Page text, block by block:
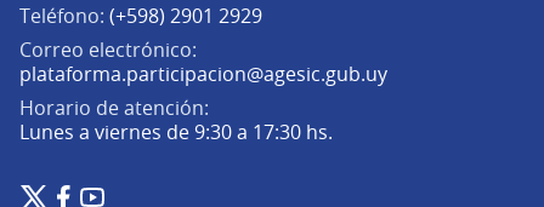
Teléfono: (+598) 2901 2929
Correo electrónico:
plataforma.participacion@agesic.gub.uy(Abrir en una
Horario de atención:
Lunes a viernes de 9:30 a 17:30 hs.
Plataforma de Participación Ciudadana Digital en X
Plataforma de Participación Ciudadana Digital en Facebook
Plataforma de Participación Ciudadana Digital en